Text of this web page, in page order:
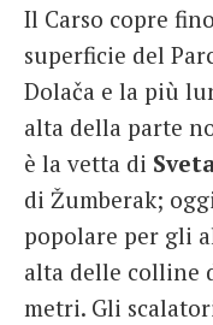
Il Carso copre
superficie del
Dolača e la più
alta della parte
è la vetta di
di Žumberak;
popolare per gli
alta delle colline
metri. Gli